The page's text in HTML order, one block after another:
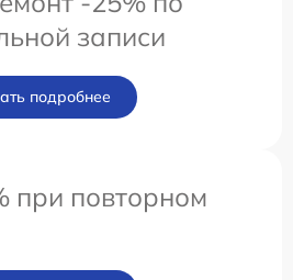
записи
подробнее
при повторном